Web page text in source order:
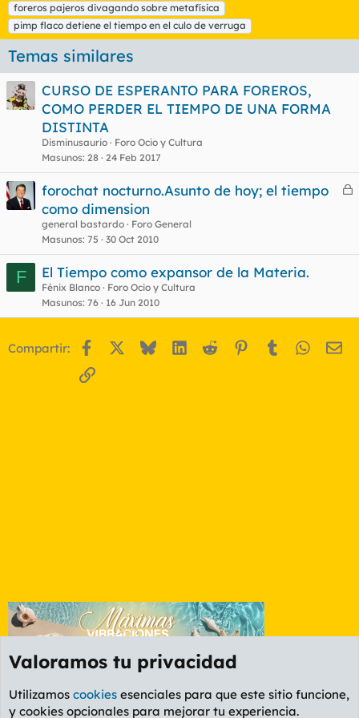
t
i
q
e
t
a
s
foreros pajeros divagando sobre metafísica
pimp flaco detiene el tiempo en el culo de verruga
Temas similares
CURSO DE ESPERANTO PARA FOREROS,
COMO PERDER EL TIEMPO DE UNA FORMA
DISTINTA
Disminusaurio
Foro Ocio y Cultura
Masunos 28 24 Feb 2017
C
a
forochat nocturno.Asunto de hoy; el tiempo
como dimension
general bastardo
Foro General
Masunos 75 30 Oct 2010
F El Tiempo como expansor de la Materia.
Fénix Blanco
Foro Ocio y Cultura
Masunos 76 16 Jun 2010
Compartir: Facebook BlueskyLinkedIn
Reddit Pinterest
Tumblr
Enlace
Foro General
Valoramos tu privacidad
Utilizamos cookies esenciales para que este sitio funcione,
y cookies opcionales para mejorar tu experiencia.